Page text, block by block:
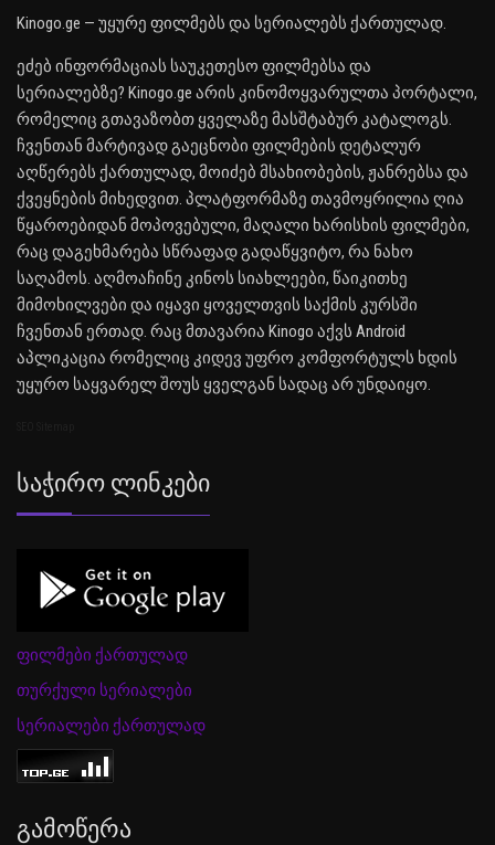
Kinogo.ge — უყურე ფილმებს და სერიალებს ქართულად.
ეძებ ინფორმაციას საუკეთესო ფილმებსა და
სერიალებზე? Kinogo.ge არის კინომოყვარულთა პორტალი,
რომელიც გთავაზობთ ყველაზე მასშტაბურ კატალოგს.
ჩვენთან მარტივად გაეცნობი ფილმების დეტალურ
აღწერებს ქართულად, მოიძებ მსახიობების, ჟანრებსა და
ქვეყნების მიხედვით. პლატფორმაზე თავმოყრილია ღია
წყაროებიდან მოპოვებული, მაღალი ხარისხის ფილმები,
რაც დაგეხმარება სწრაფად გადაწყვიტო, რა ნახო
საღამოს. აღმოაჩინე კინოს სიახლეები, წაიკითხე
მიმოხილვები და იყავი ყოველთვის საქმის კურსში
ჩვენთან ერთად. რაც მთავარია Kinogo აქვს Android
აპლიკაცია რომელიც კიდევ უფრო კომფორტულს ხდის
უყურო საყვარელ შოუს ყველგან სადაც არ უნდაიყო.
Საჭირო Ლინკები
ფილმები ქართულად
თურქული სერიალები
სერიალები ქართულად
Გამოწერა